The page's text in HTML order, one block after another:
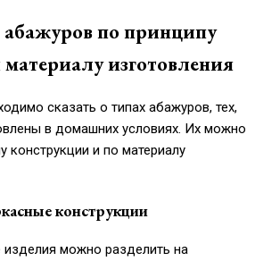
абажуров по принципу
изготовления
сказать о типах абажуров, тех,
в домашних условиях. Их можно
конструкции и по материалу
конструкции
изделия можно разделить на